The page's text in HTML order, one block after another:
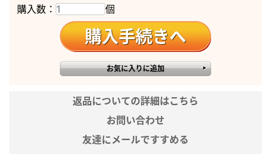
商品サイズ
仏器 高さ5.7cm×径4.5cm
花立 高さ9.5cm×径7.5cm
香炉 高さ6.5cm×径9.2cm
灯立 高さ9.4cm×径7.5cm
線香差し 高さ6.3cm×幅3.5cm
※実際のサイズと多少異なる場合が
あります。
※実際の商品と色味が若干異なって
見える場合がございます。
購入数： 個
返品についての詳細はこちら
お問い合わせ
友達にメールですすめる